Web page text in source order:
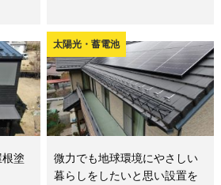
塗
太陽光・蓄電池
微力でも地球環境にやさしい
暮らしをしたいと思い設置を